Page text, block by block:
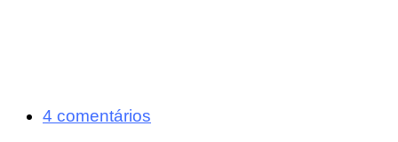
4 comentários